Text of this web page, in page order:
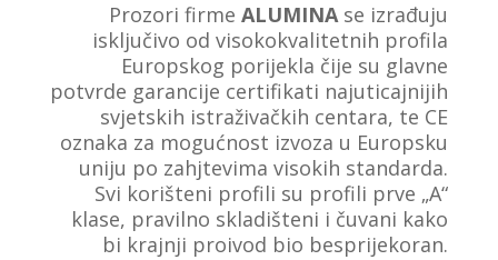
Prozori firmeALUMINAse izrađuju
isključivo od visokokvalitetnih profila
Europskog porijekla čije su glavne
potvrde garancije certifikati najuticajnijih
svjetskih istraživačkih centara, te CE
oznaka za mogućnost izvoza u Europsku
uniju po zahjtevima visokih standarda.
Svi korišteni profili su profili prve „A“
klase, pravilno skladišteni i čuvani kako
bi krajnji proivod bio besprijekoran.